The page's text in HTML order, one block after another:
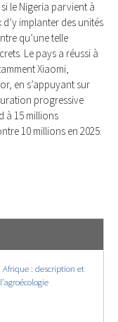
le Nigeria parvient à
implanter des unités
qu’une telle
Le pays a réussi à
Xiaomi,
en s’appuyant sur
progressive
à 15 millions
10 millions en 2025.
: description et